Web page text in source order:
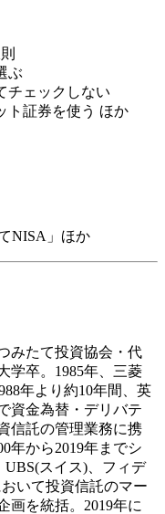
ぶ
チェックしない
ト証券を使う ほか
NISA」ほか
みたて投資協会・代
学卒。1985年、三菱
年より約10年間、英
資金為替・デリバテ
信託の管理業務に携
年から2019年までシ
UBS(スイス)、フィデ
いて投資信託のマー
画を統括。2019年に